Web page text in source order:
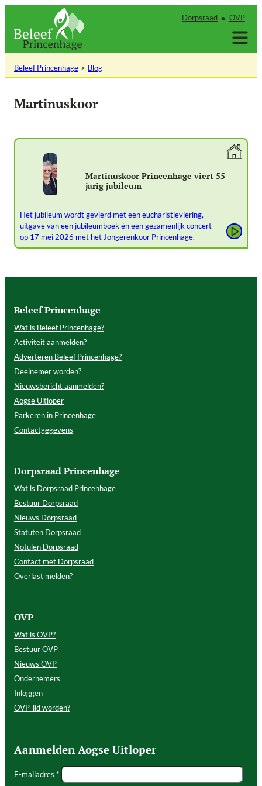
inhoud
Dorpsraad OVP
Beleef Princenhage Blog
Martinuskoor
Martinuskoor Princenhage viert 55-
jarig jubileum
Het jubileum wordt gevierd met een eucharistieviering,
uitgave van een jubileumboek én een gezamenlijk concert
op 17 mei 2026 met het Jongerenkoor Princenhage.
Beleef Princenhage
Wat is Beleef Princenhage?
Activiteit aanmelden?
Adverteren Beleef Princenhage?
Deelnemer worden?
Nieuwsbericht aanmelden?
Aogse Uitloper
Parkeren in Princenhage
Contactgegevens
Dorpsraad Princenhage
Wat is Dorpsraad Princenhage
Bestuur Dorpsraad
Nieuws Dorpsraad
Statuten Dorpsraad
Notulen Dorpsraad
Contact met Dorpsraad
Overlast melden?
OVP
Wat is OVP?
Bestuur OVP
Nieuws OVP
Ondernemers
Inloggen
OVP-lid worden?
Aanmelden Aogse Uitloper
E-mailadres *